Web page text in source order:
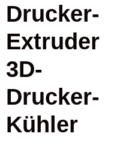
Drucker-
Extruder
3D-
Drucker-
Kühler